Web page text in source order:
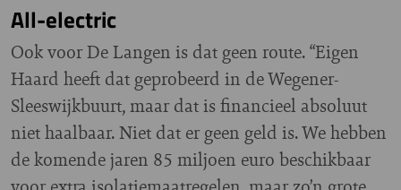
All-electric
Ook voor De Langen is dat geen route. “Eigen
Haard heeft dat geprobeerd in de Wegener-
Sleeswijkbuurt, maar dat is financieel absoluut
niet haalbaar. Niet dat er geen geld is. We hebben
de komende jaren 85 miljoen euro beschikbaar